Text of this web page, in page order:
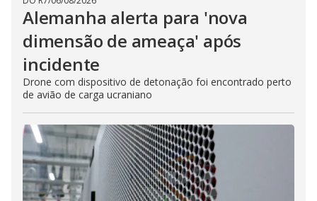
Alemanha alerta para 'nova
dimensão de ameaça' após
incidente
Drone com dispositivo de detonação foi encontrado perto
de avião de carga ucraniano